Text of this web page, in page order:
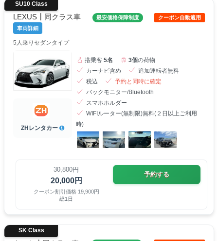
LEXUS┃同クラス車 最安価格保障制度
クーポン自動適用
車両詳細
SU10 Class
5人乗りセダンタイプ
ZHレンタカー
搭乗客5名 3個の荷物
カーナビ含め
追加運転者無料
税込
予約と同時に確定
バックモニター/Bluetooth
スマホホルダー
WIFIルーター(無制限)無料(２日以上ご利用
時)
30,800円
20,000円
クーポン割引価格 19,900円
総1日
予約する
SK Class